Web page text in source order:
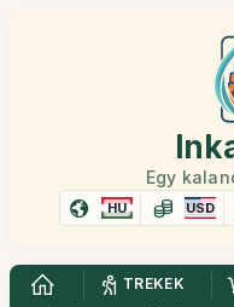
Egy
HU USD
TREKEK